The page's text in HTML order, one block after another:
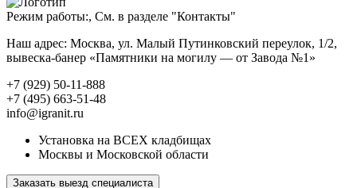
Режим работы:, См. в разделе "Контакты"
Наш адрес: Москва, ул. Малый Путинковский переулок, 1/2,
вывеска-банер «Памятники на могилу — от Завода №1»
+7 (929) 50-11-888
+7 (495) 663-51-48
info@igranit.ru
Установка на ВСЕХ кладбищах
Москвы и Московской области
Заказать выезд специалиста